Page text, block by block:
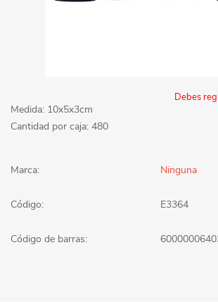
Debes
Medida: 10x5x3cm
Cantidad por caja: 480
Marca: Ninguna
Código: E3364
Código de barras: